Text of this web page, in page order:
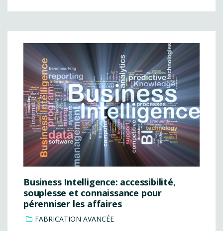
Business Intelligence: accessibilité,
souplesse et connaissance pour
pérenniser les affaires
FABRICATION AVANCÉE